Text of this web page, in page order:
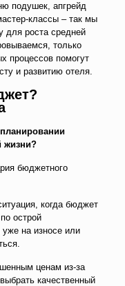
подушек, апгрейд
классы – так мы
для роста средней
только
процессов помогут
и развитию отеля.
жизни?
бюджетного
когда бюджет
острой
уже на износе или
ценам из-за
качественный